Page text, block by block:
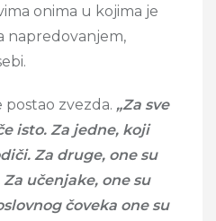
onima u kojima je
napredovanjem,
postao zvezda. „Za sve
isto. Za jedne, koji
Za druge, one su
učenjake, one su
čoveka one su